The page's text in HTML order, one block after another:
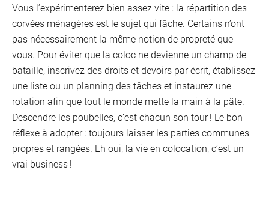
Vous l’expérimenterez bien assez vite : la répartition des
corvées ménagères est le sujet qui fâche. Certains n’ont
pas nécessairement la même notion de propreté que
vous. Pour éviter que la coloc ne devienne un champ de
bataille, inscrivez des droits et devoirs par écrit, établissez
une liste ou un planning des tâches et instaurez une
rotation afin que tout le monde mette la main à la pâte.
Descendre les poubelles, c’est chacun son tour ! Le bon
réflexe à adopter : toujours laisser les parties communes
propres et rangées. Eh oui, la vie en colocation, c’est un
vrai business !